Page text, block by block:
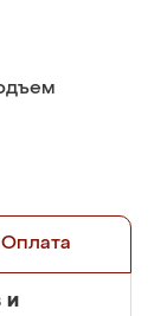
Оплата
и